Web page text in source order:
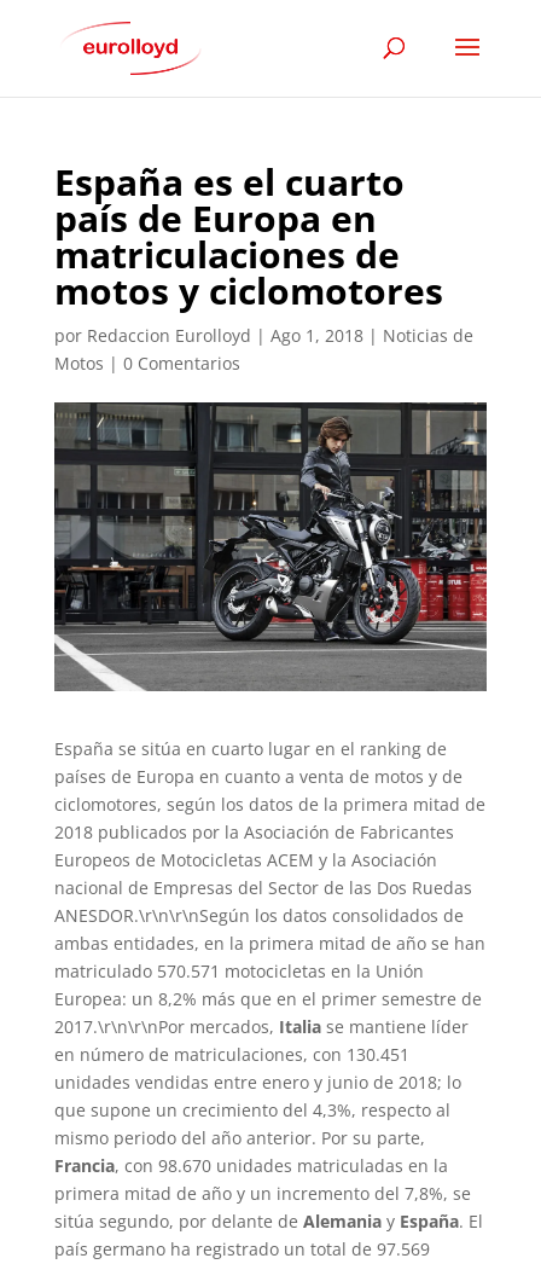
España es el cuarto
país de Europa en
matriculaciones de
motos y ciclomotores
por Redaccion Eurolloyd | Ago 1, 2018| Noticias de
Motos | 0 Comentarios
España se sitúa en cuarto lugar en el ranking de
países de Europa en cuanto a venta de motos y de
ciclomotores, según los datos de la primera mitad de
2018 publicados por la Asociación de Fabricantes
Europeos de Motocicletas ACEM y la Asociación
nacional de Empresas del Sector de las Dos Ruedas
ANESDOR.\r\n\r\nSegún los datos consolidados de
ambas entidades, en la primera mitad de año se han
matriculado 570.571 motocicletas en la Unión
Europea: un 8,2% más que en el primer semestre de
2017.\r\n\r\nPor mercados, Italiase mantiene líder
en número de matriculaciones, con 130.451
unidades vendidas entre enero y junio de 2018; lo
que supone un crecimiento del 4,3%, respecto al
mismo periodo del año anterior. Por su parte,
Francia, con 98.670 unidades matriculadas en la
primera mitad de año y un incremento del 7,8%, se
sitúa segundo, por delante de Alemaniay España. El
país germano ha registrado un total de 97.569